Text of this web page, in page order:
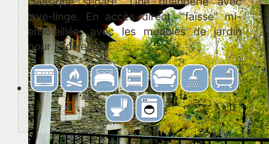
lave-linge. En accès direct, "faïsse" mi-
ensoleillée, avec les meubles de jardin
pour le déjeuner.